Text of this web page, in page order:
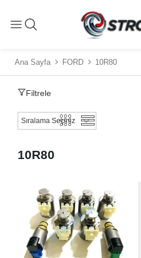
Ana Sayfa FORD 10R80
Filtrele
10R80